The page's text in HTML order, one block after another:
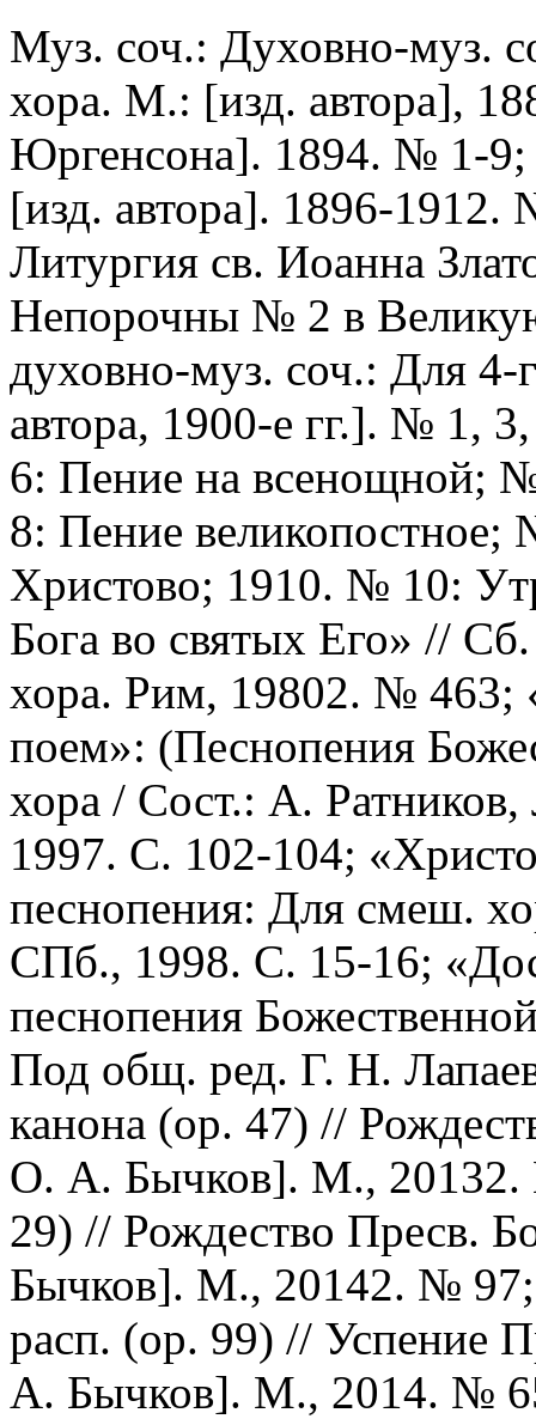
Муз. соч.: Духовно-муз.
хора. М.: [изд. автора],
Юргенсона]. 1894. № 1-
[изд. автора]. 1896-
Литургия св. Иоанна
Непорочны № 2 в
духовно-муз. соч.: Для
автора, 1900-е гг.]. № 1,
6: Пение на всенощной;
8: Пение
Христово; 1910. № 10:
Бога во святых Его» //
хора. Рим, 19802. № 463;
поем»: (Песнопения
хора / Сост.: А.
1997. С. 102-104;
песнопения: Для смеш.
СПб., 1998. С. 15-16;
песнопения
Под общ. ред. Г. Н.
канона (op. 47) //
О. А. Бычков]. М.,
29) // Рождество Пресв.
Бычков]. М., 20142. № 97;
расп. (op. 99) // Успение
А. Бычков]. М., 2014. №